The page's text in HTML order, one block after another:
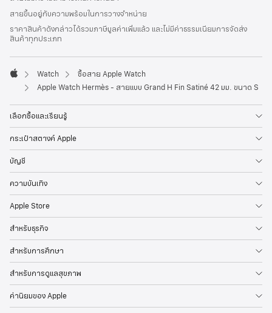
ท้าย
กระดาษ
สายขึ้นอยู่กับความพร้อมในการวางจำหน่าย
ราคาสินค้าดังกล่าวได้รวมภาษีมูลค่าเพิ่มแล้ว และไม่มีค่าธรรมเนียมการจัดส่ง
สินค้าทุกประเภท
Apple
Watch
ซื้อสาย Apple Watch
Apple Watch Hermès - สายแบบ Grand H Fin Satiné 42 มม. ขนาด S
เลือกซื้อและเรียนรู้
กระเป๋าสตางค์ Apple
บัญชี
ความบันเทิง
Apple Store
สำหรับธุรกิจ
สำหรับการศึกษา
สำหรับการดูแลสุขภาพ
ค่านิยมของ Apple